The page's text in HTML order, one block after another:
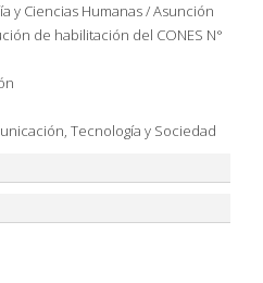
y Ciencias Humanas / Asunción
de habilitación del CONES N°
Tecnología y Sociedad